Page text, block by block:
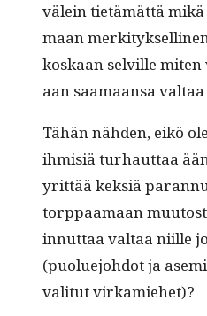
välein tietämät­tä
maan
koskaan selville
aan saa­maansa
Tähän näh­den, eikö
ihmisiä turhaut­taa
yrit­tää kek­siä
torp­paa­maan
in­nut­taa val­taa niille
(puolue­jo­hdot ja
val­i­tut virkamiehet)?